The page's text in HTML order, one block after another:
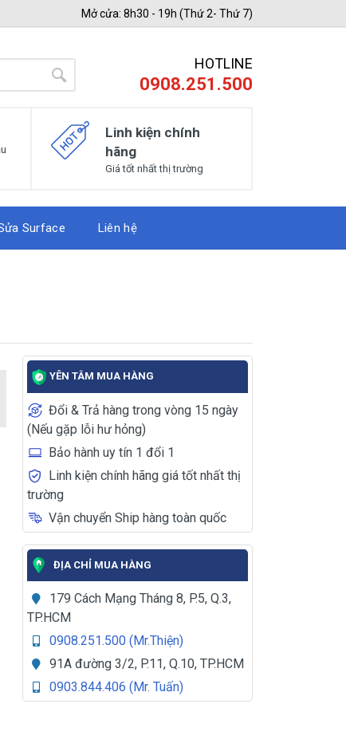
Mở cửa: 8h30 - 19h (Thứ 2- Thứ 7)
HOTLINE
0908.251.500
Linh kiện chính
hãng
Giá tốt nhất thị trường
Surface Liên hệ
YÊN TÂM MUA HÀNG
Đổi & Trả hàng trong vòng 15 ngày
(Nếu gặp lỗi hư hỏng)
Bảo hành uy tín 1 đổi 1
Linh kiện chính hãng giá tốt nhất thị
trường
Vận chuyển Ship hàng toàn quốc
ĐỊA CHỈ MUA HÀNG
179 Cách Mạng Tháng 8, P.5, Q.3,
TP.HCM
0908.251.500 (Mr.Thiện)
91A đường 3/2, P.11, Q.10, TP.HCM
0903.844.406 (Mr. Tuấn)